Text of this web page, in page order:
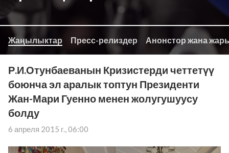
Жаңылыктар Пресс-релиздер Анонстор жана
Р.И.Отунбаеванын Кризистерди четтетүү
боюнча эл аралык топтун Президенти
Жан-Мари Гуенно менен жолугушуусу
болду
6 апреля 2015 г., 06:00